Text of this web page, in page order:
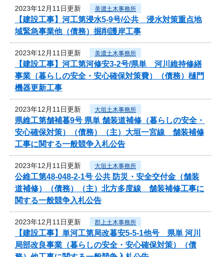
2023年12月11日更新 美濃土木事務所
【建設工事】河工第浸水5-9号/公共 浸水対策重点地
域緊急事業他（債務）掘削護岸工事
2023年12月11日更新 美濃土木事務所
【建設工事】河工第河修安3-2号/県単 河川維持修繕
事業（暮らしの安全・安心確保対策費）（債務）樋門
機器更新工事
2023年12月11日更新 大垣土木事務所
県維工第舗補暮9号 県単 舗装道補修（暮らしの安全・
安心確保対策）（債務）（主）大垣一宮線 舗装補修
工事に関する一般競争入札公告
2023年12月11日更新 大垣土木事務所
公維工第48-048-2-1号 公共 防災・安全交付金（舗装
道補修）（債務）（主）北方多度線 舗装補修工事に
関する一般競争入札公告
2023年12月11日更新 郡上土木事務所
【建設工事】単河工第局改暮安5-5-1他号 県単 河川
局部改良事業（暮らしの安全・安心確保対策）（債